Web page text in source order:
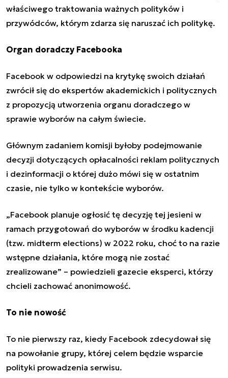
właściwego traktowania ważnych polityków i
przywódców, którym zdarza się naruszać ich politykę.
Organ doradczy Facebooka
Facebook w odpowiedzi na krytykę swoich działań
zwrócił się do ekspertów akademickich i politycznych
z propozycją utworzenia organu doradczego w
sprawie wyborów na całym świecie.
Głównym zadaniem komisji byłoby podejmowanie
decyzji dotyczących opłacalności reklam politycznych
i dezinformacji o której dużo mówi się w ostatnim
czasie, nie tylko w kontekście wyborów.
„Facebook planuje ogłosić tę decyzję tej jesieni w
ramach przygotowań do wyborów w środku kadencji
(tzw. midterm elections) w 2022 roku, choć to na razie
wstępne działania, które mogą nie zostać
zrealizowane” – powiedzieli gazecie eksperci, którzy
chcieli zachować anonimowość.
To nie nowość
To nie pierwszy raz, kiedy Facebook zdecydował się
na powołanie grupy, której celem będzie wsparcie
polityki prowadzenia serwisu.